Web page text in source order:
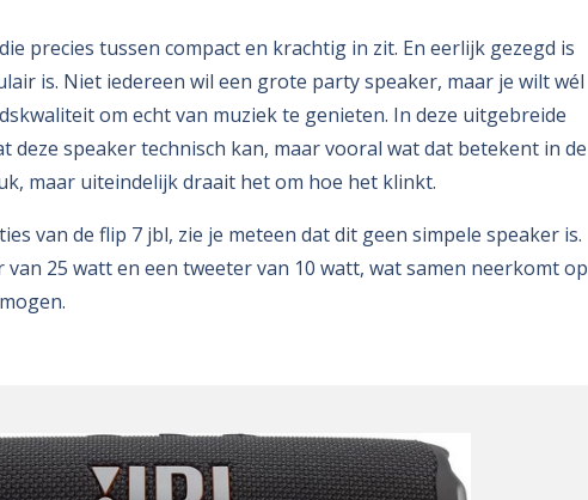
precies tussen compact en krachtig in zit. En eerlijk gezegd is
is. Niet iedereen wil een grote party speaker, maar je wilt wél
om echt van muziek te genieten. In deze uitgebreide
deze speaker technisch kan, maar vooral wat dat betekent in de
maar uiteindelijk draait het om hoe het klinkt.
van de flip 7 jbl, zie je meteen dat dit geen simpele speaker is.
25 watt en een tweeter van 10 watt, wat samen neerkomt op